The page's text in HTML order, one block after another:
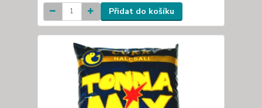
Přidat do košíku